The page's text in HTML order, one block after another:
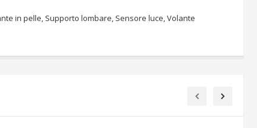
in pelle, Supporto lombare, Sensore luce, Volante